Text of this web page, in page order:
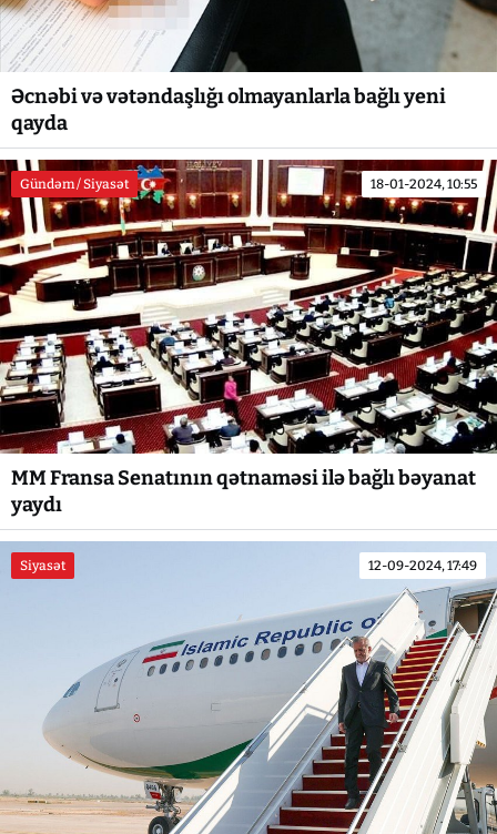
Əcnəbi və vətəndaşlığı olmayanlarla bağlı yeni
qayda
Gündəm / Siyasət 18-01-2024, 10:55
MM Fransa Senatının qətnaməsi ilə bağlı bəyanat
yaydı
Siyasət 12-09-2024, 17:49